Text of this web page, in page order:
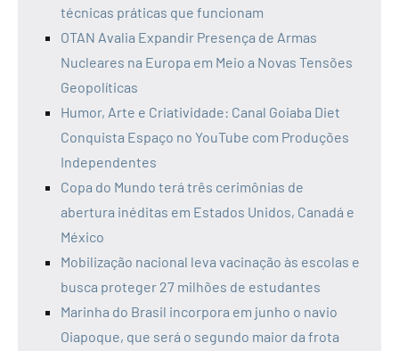
técnicas práticas que funcionam
OTAN Avalia Expandir Presença de Armas
Nucleares na Europa em Meio a Novas Tensões
Geopolíticas
Humor, Arte e Criatividade: Canal Goiaba Diet
Conquista Espaço no YouTube com Produções
Independentes
Copa do Mundo terá três cerimônias de
abertura inéditas em Estados Unidos, Canadá e
México
Mobilização nacional leva vacinação às escolas e
busca proteger 27 milhões de estudantes
Marinha do Brasil incorpora em junho o navio
Oiapoque, que será o segundo maior da frota